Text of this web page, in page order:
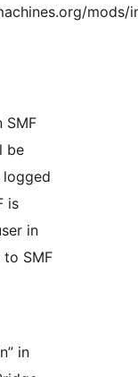
mods/
SMF
be
in
to SMF
in